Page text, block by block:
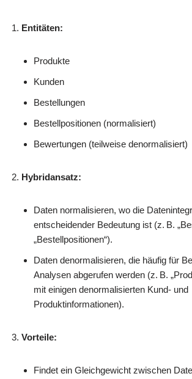
Entitäten:
Produkte
Kunden
Bestellungen
Bestellpositionen (normalisiert)
Bewertungen (teilweise denormalisiert)
Hybridansatz:
Daten normalisieren, wo die
entscheidender Bedeutung ist (z. B.
„Bestellpositionen“).
Daten denormalisieren, die häufig für
Analysen abgerufen werden (z. B.
mit einigen denormalisierten Kund- und
Produktinformationen).
Vorteile:
Findet ein Gleichgewicht zwischen